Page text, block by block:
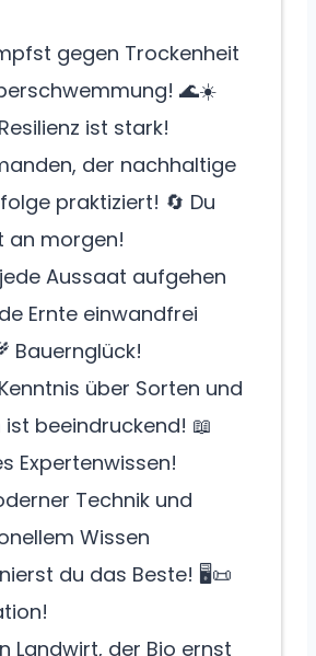
gegen Trockenheit
🌊☀️
ist stark!
der nachhaltige
praktiziert! 🔄 Du
an morgen!
Aussaat aufgehen
Ernte einwandfrei
Bauernglück!
über Sorten und
ist beeindruckend! 📖
Expertenwissen!
Technik und
Wissen
du das Beste! 🖥️📜
Landwirt, der Bio ernst